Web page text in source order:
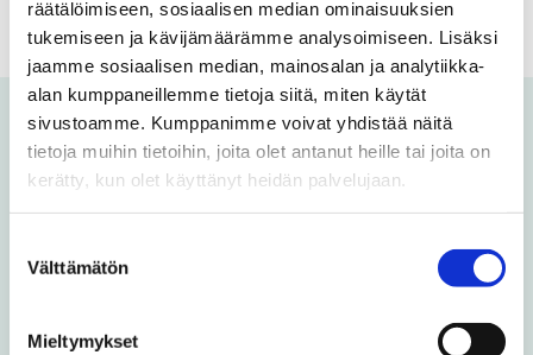
räätälöimiseen, sosiaalisen median ominaisuuksien
tukemiseen ja kävijämäärämme analysoimiseen. Lisäksi
jaamme sosiaalisen median, mainosalan ja analytiikka-
alan kumppaneillemme tietoja siitä, miten käytät
sivustoamme. Kumppanimme voivat yhdistää näitä
tietoja muihin tietoihin, joita olet antanut heille tai joita on
kerätty, kun olet käyttänyt heidän palvelujaan.
valinta
Välttämätön
Mieltymykset
Voit olla kiinnostunut myös
näistä
Uusi opintoseteli avaa ovet
ilman opiskelupaikkaa jääneille nuorille